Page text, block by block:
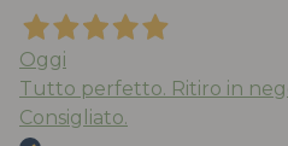
Oggi
Tutto perfetto. Ritiro in
Consigliato.